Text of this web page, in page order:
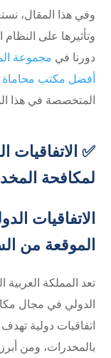
وفي هذا المقال،
وتأثيرها على
دورنا في مجموعة
أفضل مكتب
المتخصصة في هذا
✅ الاتفاقيات
لمكافحة
الاتفاقيات
الموقعة من
تعد المملكة العربية
الدولي في مجال
اتفاقيات دولية
بالمخدرات، ومن